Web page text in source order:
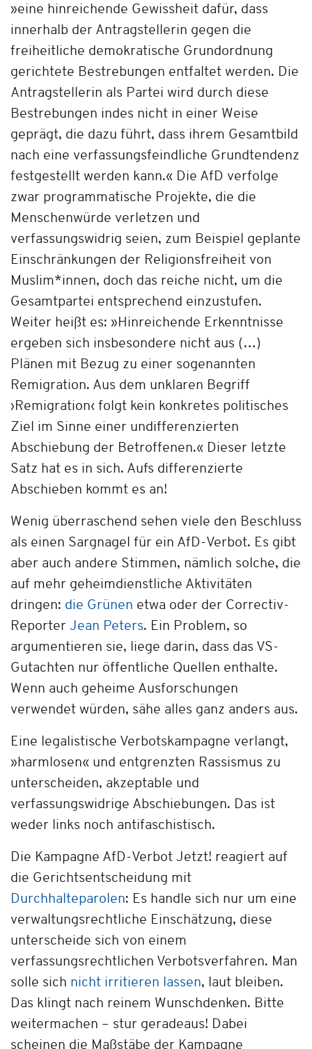
»eine hinreichende Gewissheit dafür, dass
innerhalb der Antragstellerin gegen die
freiheitliche demokratische Grundordnung
gerichtete Bestrebungen entfaltet werden. Die
Antragstellerin als Partei wird durch diese
Bestrebungen indes nicht in einer Weise
geprägt, die dazu führt, dass ihrem Gesamtbild
nach eine verfassungsfeindliche Grundtendenz
festgestellt werden kann.« Die AfD verfolge
zwar programmatische Projekte, die die
Menschenwürde verletzen und
verfassungswidrig seien, zum Beispiel geplante
Einschränkungen der Religionsfreiheit von
Muslim*innen, doch das reiche nicht, um die
Gesamtpartei entsprechend einzustufen.
Weiter heißt es: »Hinreichende Erkenntnisse
ergeben sich insbesondere nicht aus (…)
Plänen mit Bezug zu einer sogenannten
Remigration. Aus dem unklaren Begriff
›Remigration‹ folgt kein konkretes politisches
Ziel im Sinne einer undifferenzierten
Abschiebung der Betroffenen.« Dieser letzte
Satz hat es in sich. Aufs differenzierte
Abschieben kommt es an!
Wenig überraschend sehen viele den Beschluss
als einen Sargnagel für ein AfD-Verbot. Es gibt
aber auch andere Stimmen, nämlich solche, die
auf mehr geheimdienstliche Aktivitäten
dringen: die Grünen etwa oder der Correctiv-
Reporter Jean Peters. Ein Problem, so
argumentieren sie, liege darin, dass das VS-
Gutachten nur öffentliche Quellen enthalte.
Wenn auch geheime Ausforschungen
verwendet würden, sähe alles ganz anders aus.
Eine legalistische Verbotskampagne verlangt,
»harmlosen« und entgrenzten Rassismus zu
unterscheiden, akzeptable und
verfassungswidrige Abschiebungen. Das ist
weder links noch antifaschistisch.
Die Kampagne AfD-Verbot Jetzt! reagiert auf
die Gerichtsentscheidung mit
Durchhalteparolen: Es handle sich nur um eine
verwaltungsrechtliche Einschätzung, diese
unterscheide sich von einem
verfassungsrechtlichen Verbotsverfahren. Man
solle sich nicht irritieren lassen, laut bleiben.
Das klingt nach reinem Wunschdenken. Bitte
weitermachen – stur geradeaus! Dabei
scheinen die Maßstäbe der Kampagne